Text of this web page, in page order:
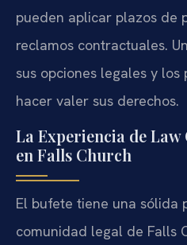
pueden aplicar plazos de
reclamos contractuales.
sus opciones legales y los
hacer valer sus derechos.
La Experiencia de Law
en Falls Church
El bufete tiene una sólida
comunidad legal de Falls